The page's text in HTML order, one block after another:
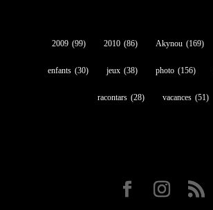
2009 (99) 2010 (86) Akynou (169)
enfants (30) jeux (38) photo (156)
racontars (28) vacances (51)